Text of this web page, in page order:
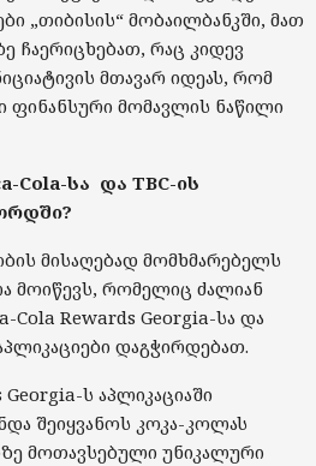
„თიბისის“ მობაილბანკში, მათ
ჩაერიცხებათ, რაც კიდევ
მთავარ იდეას, რომ
ფინანსური მომავლის ნაწილი
Cola-სა და TBC-ის
მისაღებად მომხმარებელს
მოიწევს, რომელიც ძალიან
Cola Rewards Georgia-სა და
დაგჭირდებათ.
Georgia-ს აპლიკაციაში
შეიყვანოს კოკა-კოლას
მოთავსებული უნიკალური